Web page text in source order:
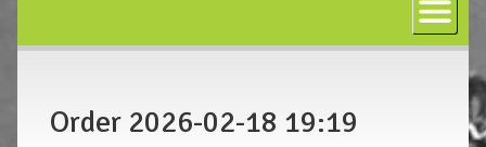
Shiatsu
Order 2026-02-18 19:19